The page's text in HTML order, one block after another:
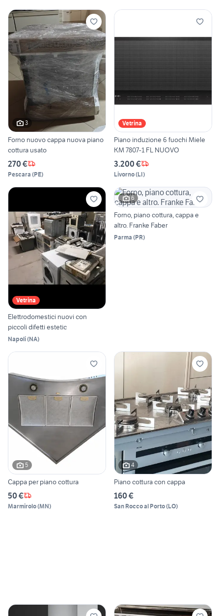
3
Forno nuovo cappa nuova piano
cottura usato
270 €
Pescara (PE)
Vetrina
Piano induzione 6 fuochi Miele
KM 7807-1 FL NUOVO
3.200 €
Livorno(LI)
Vetrina
Elettrodomestici nuovi con
piccoli difetti estetic
Napoli(NA)
6
Forno, piano cottura, cappa e
altro. Franke Faber
Parma (PR)
5
Cappa per piano cottura
50 €
Marmirolo(MN)
4
Piano cottura con cappa
160 €
San Rocco al Porto(LO)